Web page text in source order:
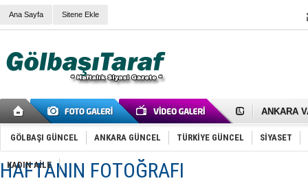
Ana Sayfa Sitene Ekle
ANKARA
Cemal
Samet
GÖLBAŞI GÜNCEL ANKARA GÜNCEL TÜRKİYE GÜNCEL SİYASET
KADIN AİLE
HAFTANIN FOTOĞRAFI